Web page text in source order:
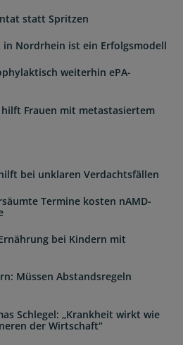
statt Spritzen
Nordrhein ist ein Erfolgsmodell
weiterhin ePA-
Frauen mit metastasiertem
bei unklaren Verdachtsfällen
Termine kosten nAMD-
bei Kindern mit
Müssen Abstandsregeln
Schlegel: „Krankheit wirkt wie
der Wirtschaft“